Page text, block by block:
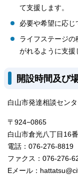
て支援します。
必要や希望に応じ
ライフステージ
がれるように支援
開設時間及び
白山市発達相談セン
〒924−0865
白山市倉光八丁目16
電話：076-276-8819
ファクス：076-276-
Eメール：